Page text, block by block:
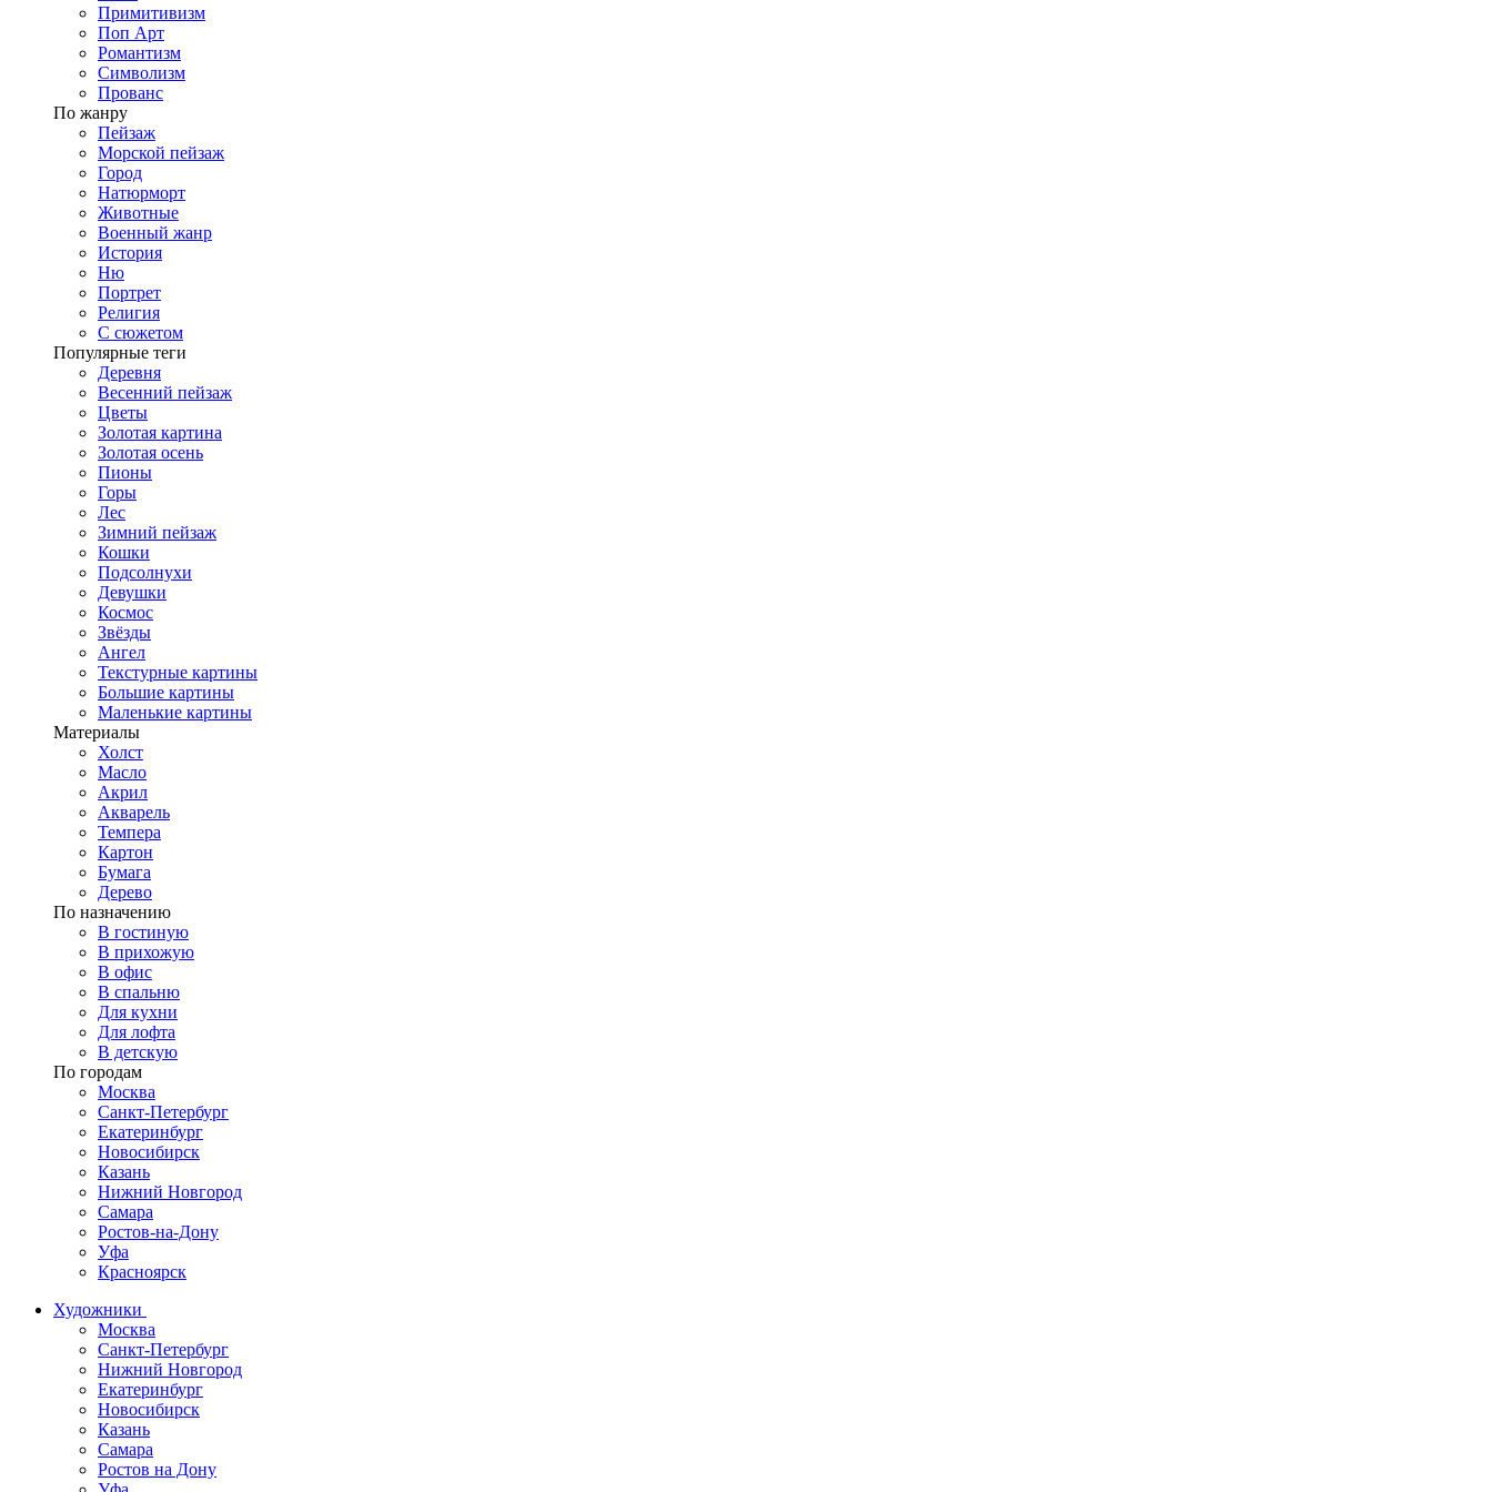
Примитивизм
Поп Арт
Романтизм
Символизм
Прованс
По жанру
Пейзаж
Морской пейзаж
Город
Натюрморт
Животные
Военный жанр
История
Ню
Портрет
Религия
С сюжетом
Популярные теги
Деревня
Весенний пейзаж
Цветы
Золотая картина
Золотая осень
Пионы
Горы
Лес
Зимний пейзаж
Кошки
Подсолнухи
Девушки
Космос
Звёзды
Ангел
Текстурные картины
Большие картины
Маленькие картины
Материалы
Холст
Масло
Акрил
Акварель
Темпера
Картон
Бумага
Дерево
По назначению
В гостиную
В прихожую
В офис
В спальню
Для кухни
Для лофта
В детскую
По городам
Москва
Санкт-Петербург
Екатеринбург
Новосибирск
Казань
Нижний Новгород
Самара
Ростов-на-Дону
Уфа
Красноярск
Художники
Москва
Санкт-Петербург
Нижний Новгород
Екатеринбург
Новосибирск
Казань
Самара
Ростов на Дону